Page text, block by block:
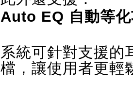
Auto EQ 自動等
系統可針對支援的
檔，讓使用者更輕